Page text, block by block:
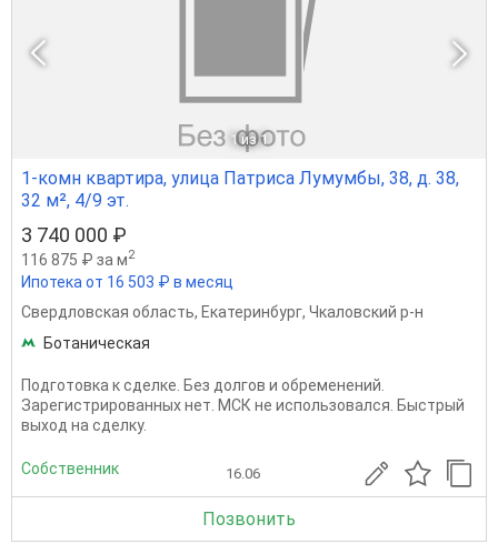
1 из 1
1-комн квартира, улица Патриса Лумумбы, 38, д. 38,
32 м², 4/9 эт.
3 740 000 ₽
116 875 ₽ за м2
Ипотека от 16 503 ₽ в месяц
Свердловская область, Екатеринбург, Чкаловский р-н
Ботаническая
Подготовка к сделке. Без долгов и обременений.
Зарегистрированных нет. МСК не использовался. Быстрый
выход на сделку.
Собственник 16.06
Позвонить